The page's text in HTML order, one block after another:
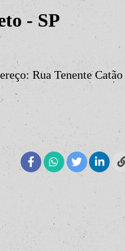
- SP
Rua Tenente Catão